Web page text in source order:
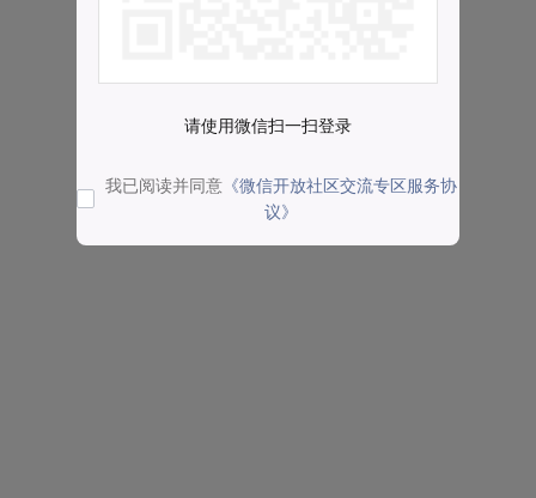
请使用微信扫一扫登录
我已阅读并同意 《微信开放社区交流专区服务协
议》